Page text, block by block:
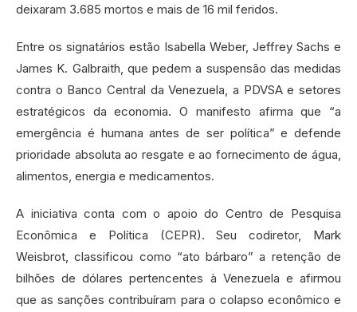
deixaram 3.685 mortos e mais de 16 mil feridos.
Entre os signatários estão Isabella Weber, Jeffrey Sachs e
James K. Galbraith, que pedem a suspensão das medidas
contra o Banco Central da Venezuela, a PDVSA e setores
estratégicos da economia. O manifesto afirma que “a
emergência é humana antes de ser política” e defende
prioridade absoluta ao resgate e ao fornecimento de água,
alimentos, energia e medicamentos.
A iniciativa conta com o apoio do Centro de Pesquisa
Econômica e Política (CEPR). Seu codiretor, Mark
Weisbrot, classificou como “ato bárbaro” a retenção de
bilhões de dólares pertencentes à Venezuela e afirmou
que as sanções contribuíram para o colapso econômico e